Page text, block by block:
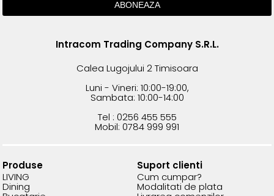
Intracom Trading Company S.R.L.
Calea Lugojului 2 Timisoara
Luni - Vineri: 10:00-19:00,
Sambata: 10:00-14:00
Tel : 0256 455 555
Mobil: 0784 999 991
Produse
LIVING
Dining
Suport clienti
Cum cumpar?
Modalitati de plata